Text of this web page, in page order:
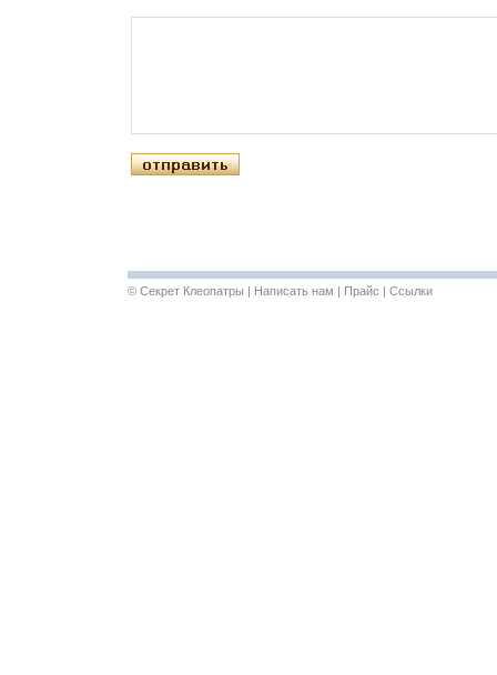
© Секрет Клеопатры | Написать нам | Прайс | Ссылки